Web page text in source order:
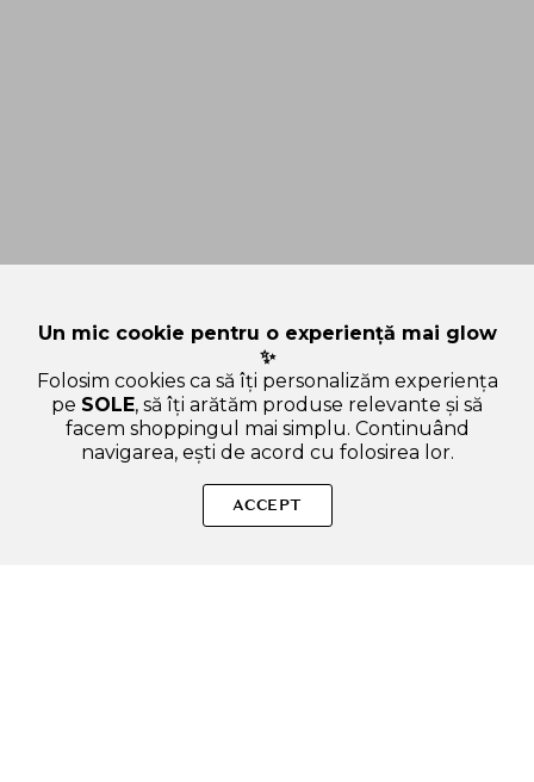
Produse autentice, conforme UE, alese responsabil.
Un mic cookie pentru o experiență mai glow
✨
Folosim cookies ca să îți personalizăm experiența
pe SOLE, să îți arătăm produse relevante și să
facem shoppingul mai simplu. Continuând
navigarea, ești de acord cu folosirea lor.
ACCEPT